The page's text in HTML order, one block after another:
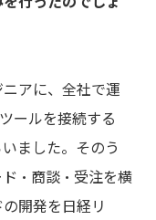
アに、全社で運
ールを接続する
ました。そのう
・商談・受注を横
開発を日経リ